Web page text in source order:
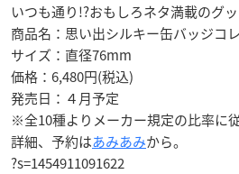
いつも通り!?おもしろネタ満載のグッ
商品名：思い出シルキー缶バッジコ
サイズ：直径76mm
価格：6,480円(税込)
発売日： ４月予定
※全10種よりメーカー規定の比率に従
詳細、予約はあみあみから。
?s=1454911091622